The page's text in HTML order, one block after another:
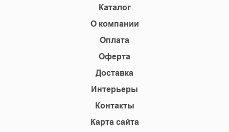
Каталог
О компании
Оплата
Оферта
Доставка
Интерьеры
Контакты
Карта сайта